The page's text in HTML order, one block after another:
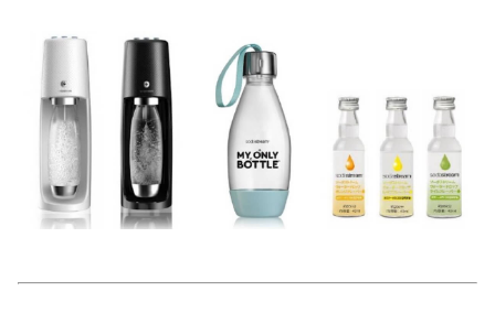
妊娠/出産/家族
ココロ/カラダ
グルメ
トラベル